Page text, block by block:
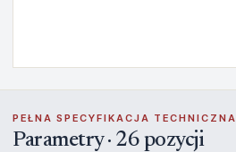
PEŁNA SPECYFIKACJA TECHNICZNA
Parametry · 26 pozycji